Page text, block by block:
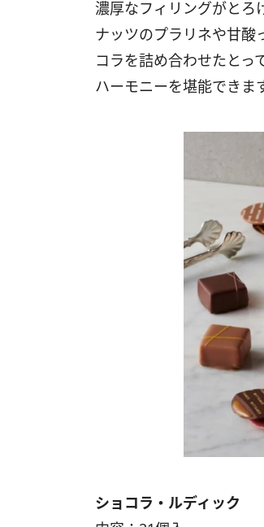
濃厚なフィリングがとろ
ナッツのプラリネや甘酸
コラを詰め合わせたとっ
ハーモニーを堪能できま
ショコラ・ルディック